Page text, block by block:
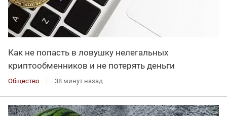
Как не попасть в ловушку нелегальных
криптообменников и не потерять деньги
Общество 38 минут назад